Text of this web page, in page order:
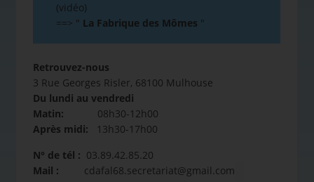
(vidéo)
==> " La Fabrique des Mômes "
Retrouvez-nous
3 Rue Georges Risler, 68100 Mulhouse
Du lundi au vendredi
Matin: 08h30-12h00
Après midi: 13h30-17h00
N° de tél : 03.89.42.85.20
Mail : cdafal68.secretariat@gmail.com